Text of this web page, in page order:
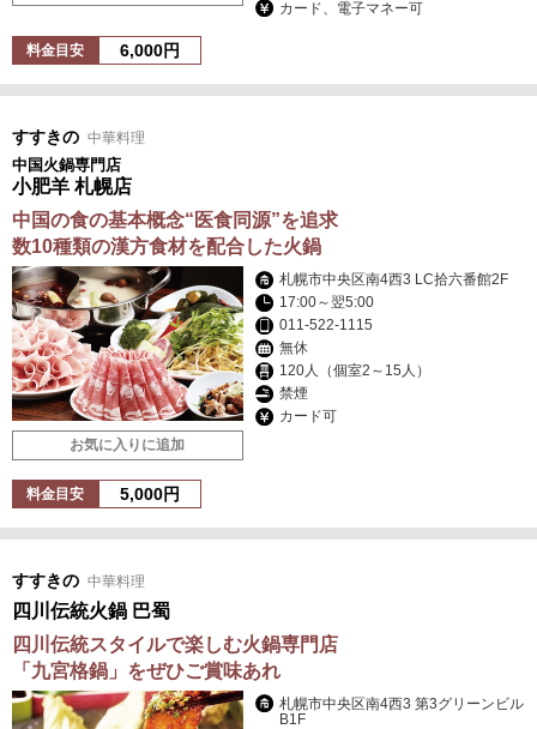
カード、電子マネー可
料金目安 6,000円
すすきの 中華料理
中国火鍋専門店
小肥羊 札幌店
中国の食の基本概念“医食同源”を追求
数10種類の漢方食材を配合した火鍋
お気に入りに追加
札幌市中央区南4西3 LC拾六番館2F
17:00～翌5:00
011-522-1115
無休
120人（個室2～15人）
禁煙
カード可
料金目安 5,000円
すすきの 中華料理
四川伝統火鍋 巴蜀
四川伝統スタイルで楽しむ火鍋専門店
「九宮格鍋」をぜひご賞味あれ
札幌市中央区南4西3 第3グリーンビル
B1F